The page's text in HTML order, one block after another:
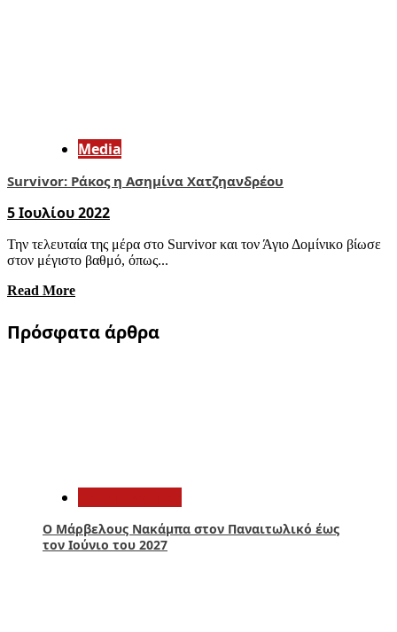
Media
Survivor: Ράκος η Ασημίνα Χατζηανδρέου
5 Ιουλίου 2022
Την τελευταία της μέρα στο Survivor και τον Άγιο Δομίνικο βίωσε
στον μέγιστο βαθμό, όπως...
Read More
Πρόσφατα άρθρα
Ο Μάρβελους Nακάμπα στον Παναιτωλικό έως
τον Ιούνιο του 2027